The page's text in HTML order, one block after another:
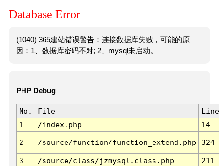
Database Error
(1040) 365建站错误警告：连接数据库失败，可能的原
因：1、数据库密码不对; 2、mysql未启动。
PHP Debug
No. File
Line
1
/index.php 14
2 /source/function/function_extend.php 324
3 /source/class/jzmysql.class.php
211